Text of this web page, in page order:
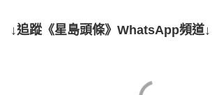
↓追蹤《星島頭條》WhatsApp頻道↓